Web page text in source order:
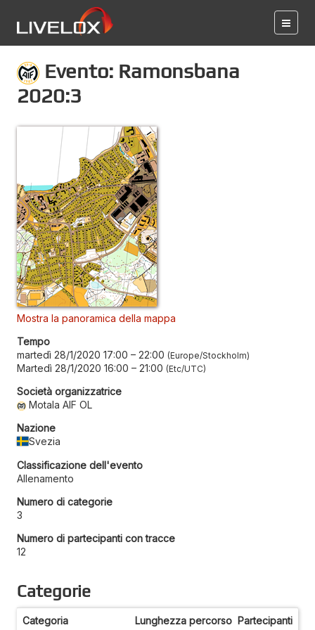
Evento: Ramonsbana
2020:3
Mostra la panoramica della mappa
Tempo
martedì 28/1/2020 17:00 – 22:00 Europe/Stockholm
Martedì 28/1/2020 16:00 – 21:00 Etc/UTC
Società organizzatrice
Motala AIF OL
Nazione
Svezia
Classificazione dell'evento
Allenamento
Numero di categorie
3
Numero di partecipanti con tracce
12
Categorie
Categoria Lunghezza percorso Partecipanti